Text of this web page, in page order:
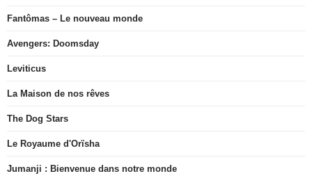
Fantômas – Le nouveau monde
Avengers: Doomsday
Leviticus
La Maison de nos rêves
The Dog Stars
Le Royaume d'Orïsha
Jumanji : Bienvenue dans notre monde